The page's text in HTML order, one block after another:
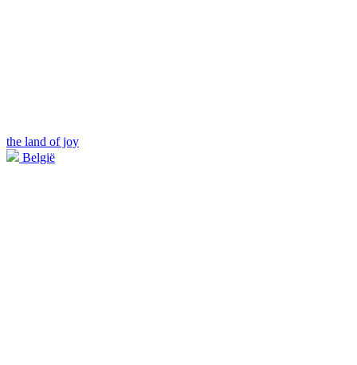
the land of joy
België